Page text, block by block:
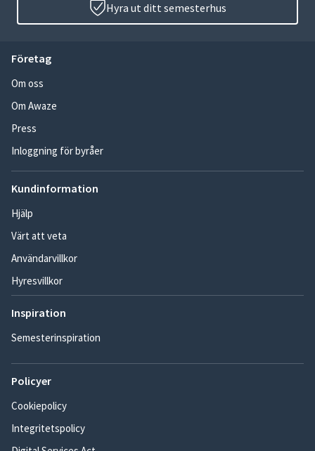
Hyra ut ditt semesterhus
Företag
Om oss
Om Awaze
Press
Inloggning för byråer
Kundinformation
Hjälp
Värt att veta
Användarvillkor
Hyresvillkor
Inspiration
Semesterinspiration
Policyer
Cookiepolicy
Integritetspolicy